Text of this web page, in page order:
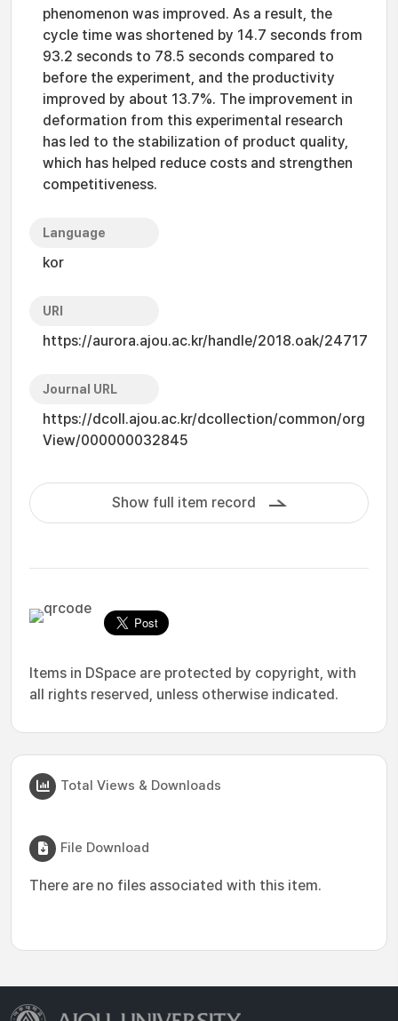
phenomenon was improved. As a result, the
cycle time was shortened by 14.7 seconds from
93.2 seconds to 78.5 seconds compared to
before the experiment, and the productivity
improved by about 13.7%. The improvement in
deformation from this experimental research
has led to the stabilization of product quality,
which has helped reduce costs and strengthen
competitiveness.
Language
kor
URI
https://aurora.ajou.ac.kr/handle/2018.oak/24717
Journal URL
https://dcoll.ajou.ac.kr/dcollection/common/org
View/000000032845
Show full item record
Items in DSpace are protected by copyright, with
all rights reserved, unless otherwise indicated.
Total Views & Downloads
File Download
There are no files associated with this item.